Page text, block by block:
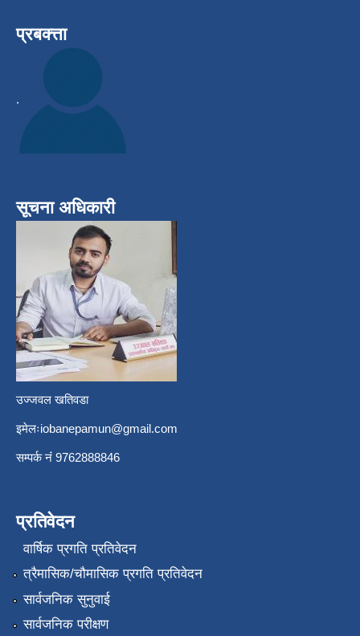
प्रबक्त्ता
.
सूचना अधिकारी
उज्जवल खतिवडा
इमेलःiobanepamun@gmail.com
सम्पर्क नंं 9762888846
प्रतिवेदन
वार्षिक प्रगति प्रतिवेदन
त्रैमासिक/चौमासिक प्रगति प्रतिवेदन
सार्वजनिक सुनुवाई
सार्वजनिक परीक्षण